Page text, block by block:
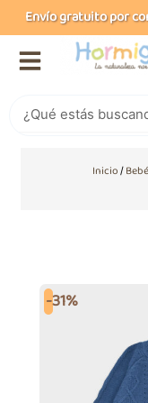
al
contenido
Envío gratuito por
Inicio/Bebé
-31%